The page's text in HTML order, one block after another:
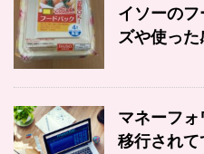
イソーの
ズや使っ
マネーフ
移行され